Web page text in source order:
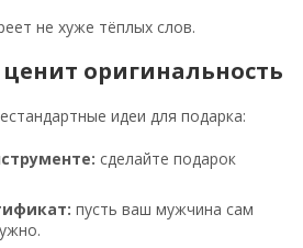
не хуже тёплых слов.
ценит оригинальность
идеи для подарка:
сделайте подарок
пусть ваш мужчина сам